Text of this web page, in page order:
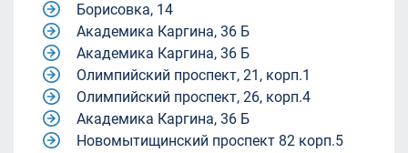
Борисовка, 14
Академика Каргина, 36 Б
Академика Каргина, 36 Б
Олимпийский проспект, 21, корп.1
Олимпийский проспект, 26, корп.4
Академика Каргина, 36 Б
Новомытищинский проспект 82 корп.5